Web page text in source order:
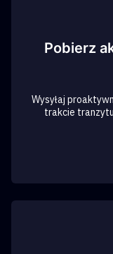
Pobierz
Wysyłaj
trakcie